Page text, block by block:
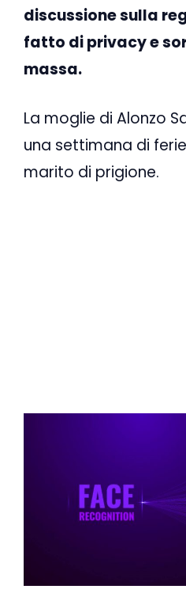
discussione sulla
fatto di privacy e
massa.
La moglie di Alonzo
una settimana di
marito di prigione.